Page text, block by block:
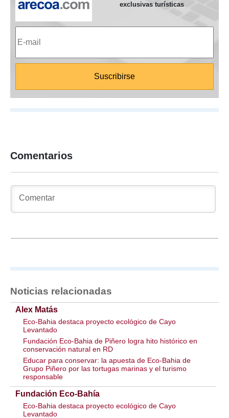
exclusivas turísticas
Comentarios
Noticias relacionadas
Alex Matás
Eco-Bahia destaca proyecto ecológico de Cayo
Levantado
Fundación Eco-Bahia de Piñero logra hito histórico en
conservación natural en RD
Educar para conservar: la apuesta de Eco-Bahia de
Grupo Piñero por las tortugas marinas y el turismo
responsable
Fundación Eco-Bahía
Eco-Bahia destaca proyecto ecológico de Cayo
Levantado